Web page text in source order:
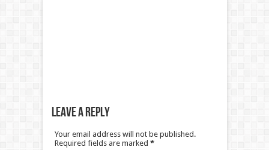
Leave a Reply
Your email address will not be published.
Required fields are marked *